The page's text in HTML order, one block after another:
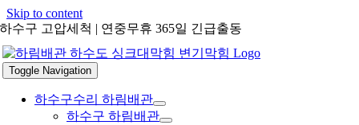
Skip to content
하수구 고압세척 | 연중무휴 365일 긴급출동
Toggle Navigation
하수구수리 하림배관
하수구 하림배관